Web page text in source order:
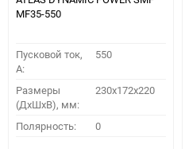
MF35-550
Пусковой ток,
A:
550
Размеры
(ДхШхВ), мм:
230x172x220
Полярность: 0